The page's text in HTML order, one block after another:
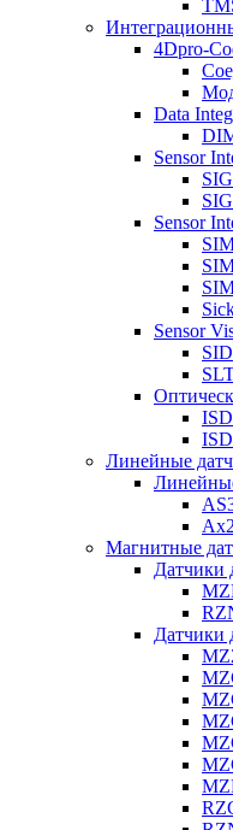
4Dpro-
Data
Sensor
Sensor
Sensor
SID
Линейные
Магнитные
Датчики
Датчики